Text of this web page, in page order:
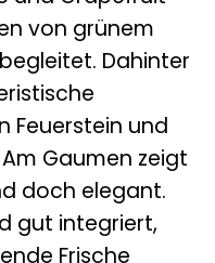
von grünem
Dahinter
Feuerstein und
Gaumen zeigt
doch elegant.
gut integriert,
Frische